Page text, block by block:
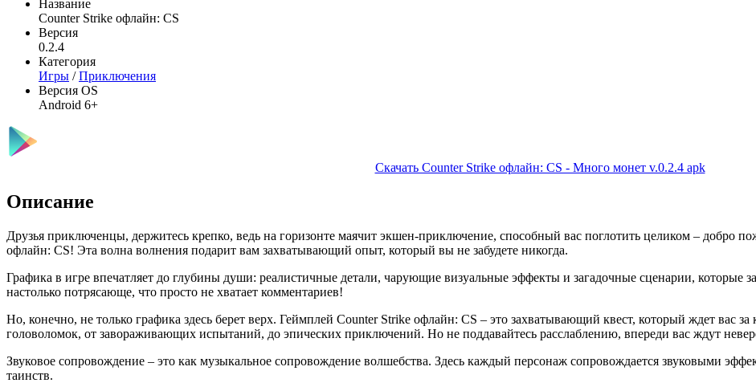
Название
Counter Strike офлайн: CS
Версия
0.2.4
Категория
Игры /Приключения
Версия OS
Android 6+
Скачать Counter Strike офлайн: CS - Много монет v.0.2.4 apk
Описание
Друзья приключенцы, держитесь крепко, ведь на горизонте маячит экшен-приключение, способный вас поглотить целиком – добро
офлайн: CS! Эта волна волнения подарит вам захватывающий опыт, который вы не забудете никогда.
Графика в игре впечатляет до глубины души: реалистичные детали, чарующие визуальные эффекты и загадочные сценарии, которые
настолько потрясающе, что просто не хватает комментариев!
Но, конечно, не только графика здесь берет верх. Геймплей Counter Strike офлайн: CS – это захватывающий квест, который ждет вас
головоломок, от завораживающих испытаний, до эпических приключений. Но не поддавайтесь расслаблению, впереди вас ждут
Звуковое сопровождение – это как музыкальное сопровождение волшебства. Здесь каждый персонаж сопровождается звуковыми
таинств.